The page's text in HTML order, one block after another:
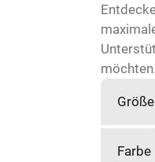
möchten.
Größe
Farbe